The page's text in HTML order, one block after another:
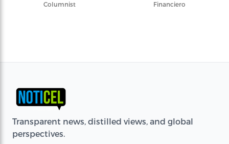
Columnist
Financiero
Transparent news, distilled views, and global
perspectives.